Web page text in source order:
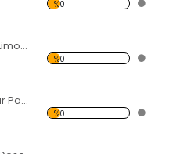
%0
Elma-Portakal ve Limon Forex Tablo
%0
Taşlar Desen Duvar Panosu
%0